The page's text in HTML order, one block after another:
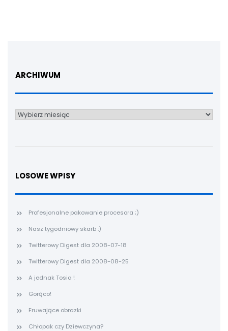
ARCHIWUM
Archiwum
LOSOWE WPISY
Profesjonalne pakowanie procesora ;)
Nasz tygodniowy skarb :)
Twitterowy Digest dla 2008-07-18
Twitterowy Digest dla 2008-08-25
A jednak Tosia !
Gorąco!
Fruwające obrazki
Chłopak czy Dziewczyna?